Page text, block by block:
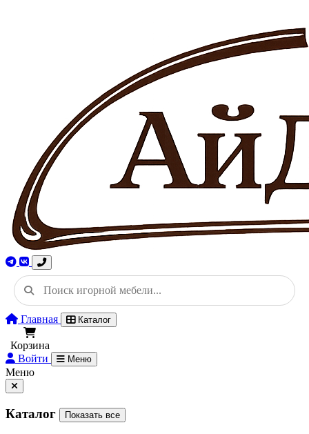
Главная Каталог
Корзина
Войти
Меню
Меню
Каталог Показать все